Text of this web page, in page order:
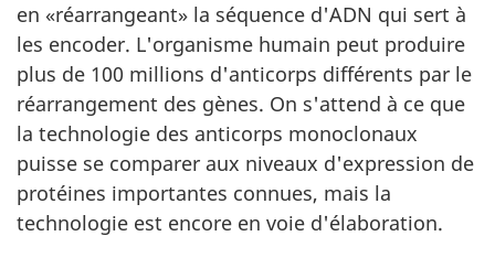
en «réarrangeant» la séquence d'ADN qui sert à
les encoder. L'organisme humain peut produire
plus de 100 millions d'anticorps différents par le
réarrangement des gènes. On s'attend à ce que
la technologie des anticorps monoclonaux
puisse se comparer aux niveaux d'expression de
protéines importantes connues, mais la
technologie est encore en voie d'élaboration.